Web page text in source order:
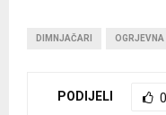
DIMNJAČARI
PODIJELI 0